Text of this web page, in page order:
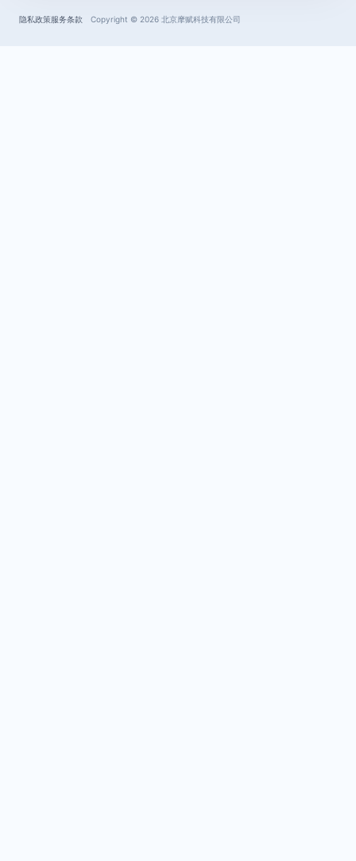
隐私政策服务条款 Copyright © 2026 北京摩赋科技有限公司